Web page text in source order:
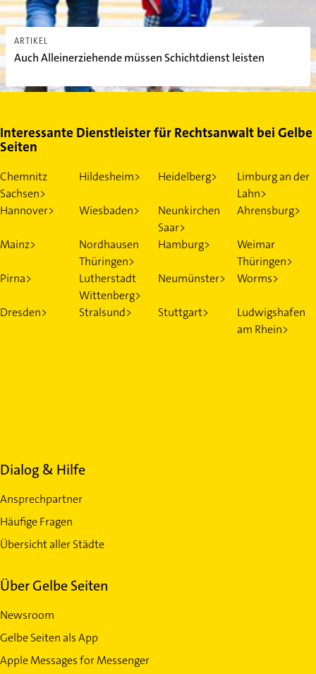
ARTIKEL
Auch Alleinerziehende müssen Schichtdienst leisten
Interessante Dienstleister für Rechtsanwalt bei Gelbe
Seiten
Chemnitz
Sachsen>
Hildesheim> Heidelberg>
Limburg an der
Lahn>
Hannover>
Wiesbaden>
Neunkirchen
Saar>
Ahrensburg>
Mainz>
Nordhausen
Thüringen>
Hamburg>
Weimar
Thüringen>
Pirna>
Lutherstadt
Wittenberg>
Neumünster> Worms>
Dresden> Stralsund> Stuttgart>
Ludwigshafen
am Rhein>
Dialog & Hilfe
Ansprechpartner
Häufige Fragen
Übersicht aller Städte
Über Gelbe Seiten
Newsroom
Gelbe Seiten als App
Apple Messages for Messenger